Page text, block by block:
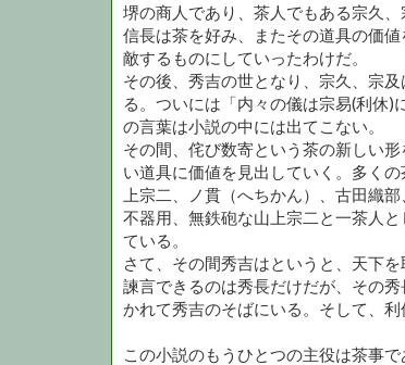
堺の商人であり、茶人でもある宗久
信長は茶を好み、またその道具の価
敵するものにしていったわけだ。
その後、秀吉の世となり、宗久、宗
る。ついには「内々の儀は宗易(利休)
の言葉は小説の中には出てこない。
その間、侘び数寄という茶の新しい
い道具に価値を見出していく。多く
上宗二、ノ貫（へちかん）、古田織
不器用、無鉄砲な山上宗二と一茶人
ている。
さて、その間秀吉はというと、天下
諫言できるのは秀長だけだが、その
かれて秀吉のそばにいる。そして、利
この小説のもうひとつの主役は茶事